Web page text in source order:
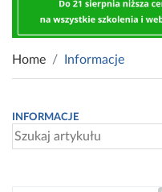
Home Informacje
INFORMACJE